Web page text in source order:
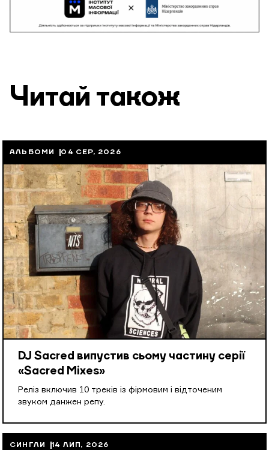
Читай також
АЛЬБОМИ 04 СЕР, 2026
DJ Sacred випустив сьому частину серії
«Sacred Mixes»
Реліз включив 10 треків із фірмовим і відточеним
звуком данжен репу.
СИНГЛИ 14 ЛИП, 2026